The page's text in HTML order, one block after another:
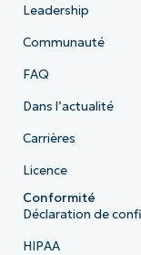
Leadership
Communauté
FAQ
Dans l’actualité
Carrières
Licence
Conformité
Déclaration de
HIPAA